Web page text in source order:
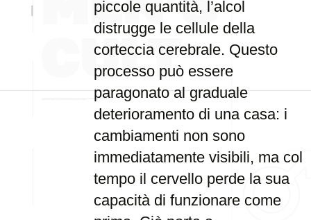
piccole quantità, l’alcol
distrugge le cellule della
corteccia cerebrale. Questo
processo può essere
paragonato al graduale
deterioramento di una casa: i
cambiamenti non sono
immediatamente visibili, ma col
tempo il cervello perde la sua
capacità di funzionare come